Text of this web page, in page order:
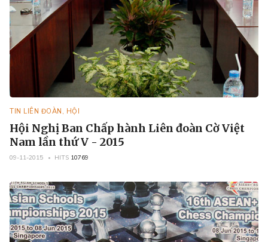
TIN LIÊN ĐOÀN, HỘI
Hội Nghị Ban Chấp hành Liên đoàn Cờ Việt
Nam lần thứ V - 2015
09-11-2015 HITS 10769